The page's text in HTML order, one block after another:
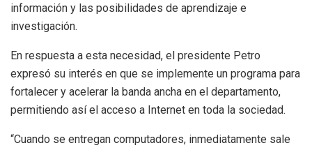
información y las posibilidades de aprendizaje e
investigación.
En respuesta a esta necesidad, el presidente Petro
expresó su interés en que se implemente un programa para
fortalecer y acelerar la banda ancha en el departamento,
permitiendo así el acceso a Internet en toda la sociedad.
“Cuando se entregan computadores, inmediatamente sale